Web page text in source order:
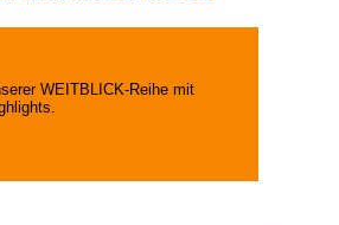
WEITBLICK-Reihe mit